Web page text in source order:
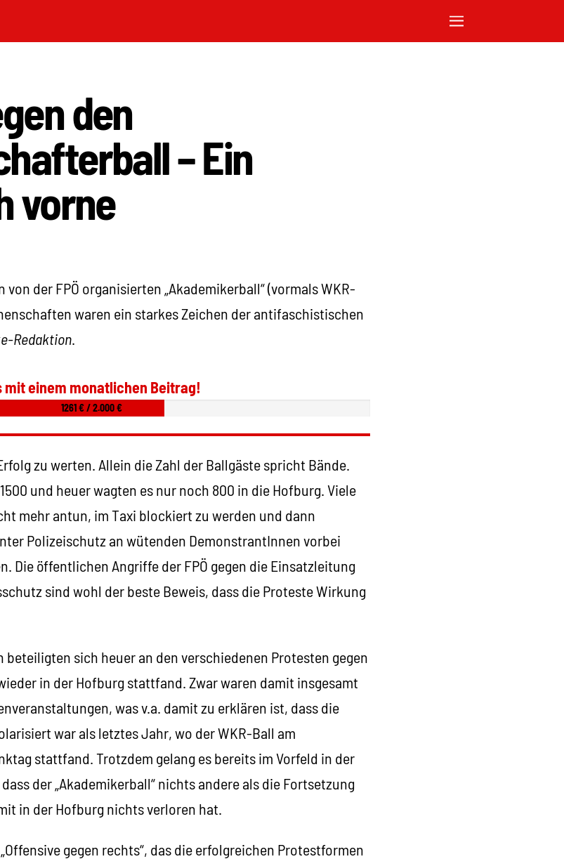
den
– Ein
vorne
der FPÖ organisierten „Akademikerball“ (vormals WKR-
waren ein starkes Zeichen der antifaschistischen
Redaktion.
mit einem monatlichen Beitrag!
1261 € / 2.000 €
zu werten. Allein die Zahl der Ballgäste spricht Bände.
und heuer wagten es nur noch 800 in die Hofburg. Viele
mehr antun, im Taxi blockiert zu werden und dann
Polizeischutz an wütenden DemonstrantInnen vorbei
Die öffentlichen Angriffe der FPÖ gegen die Einsatzleitung
sind wohl der beste Beweis, dass die Proteste Wirkung
sich heuer an den verschiedenen Protesten gegen
in der Hofburg stattfand. Zwar waren damit insgesamt
was v.a. damit zu erklären ist, dass die
war als letztes Jahr, wo der WKR-Ball am
stattfand. Trotzdem gelang es bereits im Vorfeld in der
der „Akademikerball“ nichts andere als die Fortsetzung
in der Hofburg nichts verloren hat.
gegen rechts“, das die erfolgreichen Protestformen